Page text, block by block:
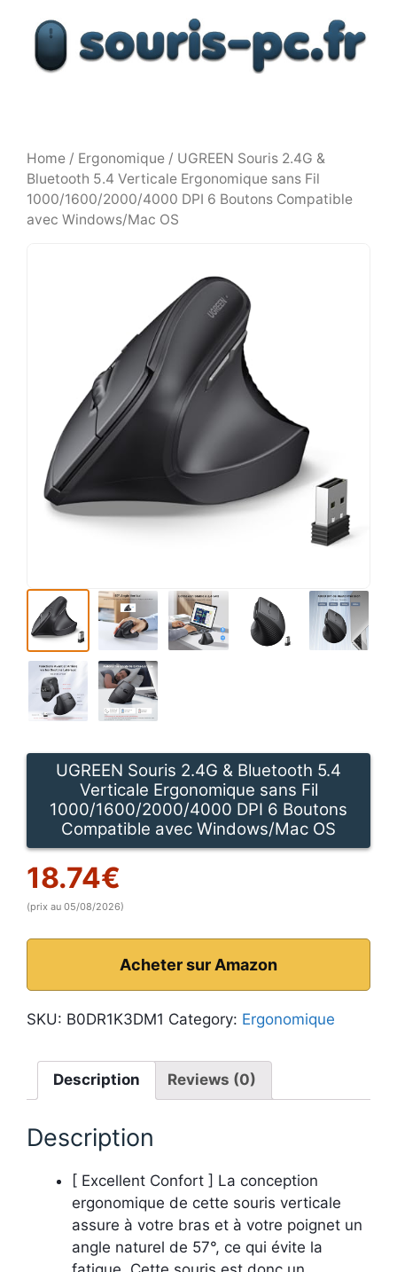
contenu
Home / Ergonomique / UGREEN Souris 2.4G &
Bluetooth 5.4 Verticale Ergonomique sans Fil
1000/1600/2000/4000 DPI 6 Boutons Compatible
avec Windows/Mac OS
UGREEN Souris 2.4G & Bluetooth 5.4
Verticale Ergonomique sans Fil
1000/1600/2000/4000 DPI 6 Boutons
Compatible avec Windows/Mac OS
18.74€
(prix au 05/08/2026)
Acheter sur Amazon
SKU: B0DR1K3DM1 Category: Ergonomique
Description Reviews (0)
Description
[ Excellent Confort ] La conception
ergonomique de cette souris verticale
assure à votre bras et à votre poignet un
angle naturel de 57°, ce qui évite la